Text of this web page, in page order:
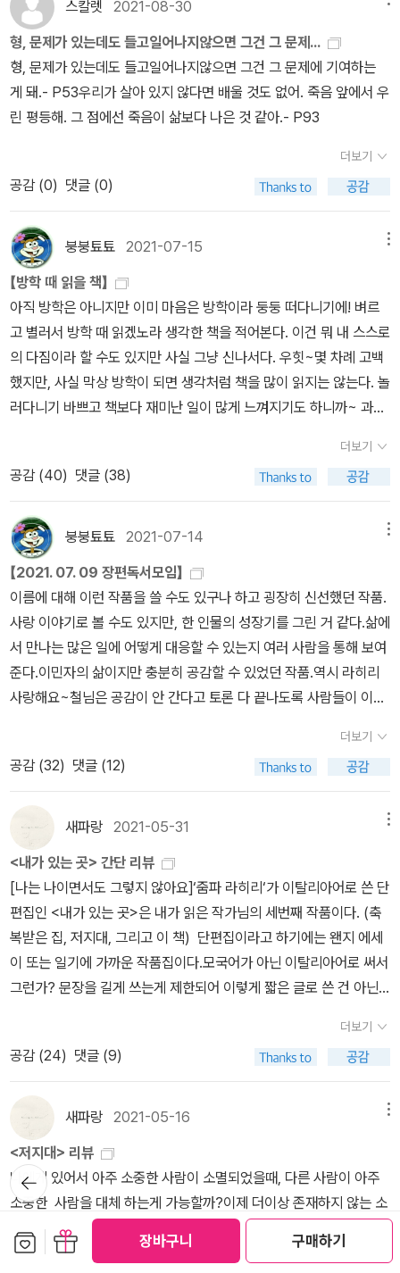
장바구니 구매하기
들고 나면 이런 의심에서 헤어 나오기가 어렵다. 우리의 삶은 이미 형
성되어 있는 강력한 자장 안에서 흘러가는지도 모르겠다고.무지와 희
망 속에서 의도적으로 기대를 하는 것, 이것이 대부분의 사람이 살아
가는 방식이었다. 시부모님은 자식을 위해 증축한 집에서 수바시와
우다얀이 나이 들어갈 것으로 기대했다. 그분들은 수바시가 톨리건지
뀌기를 바라며 미래를 위해 자신의 생명을 바쳤다. 가우리는 2년이
채 안 되는 기간이 아니라 언제까지나 그와 함께 결혼 생활을 꾸려가
기를 바랐다. 수바시는 로드아일랜드에서 그와 가우리와 벨라가 한
가족으로 지내기를 바랐다. 가우리가 벨라의 엄마이자 그의 아내로
남기를 바랐다.244쪽, <저지대> 줌파 라히리, 서창렬 옮김, 마음산
책한 사람의 정체성과 삶은 가족이라는 관계와 영향 속에서 만들어진
다. 관계 속에서 부여되는 기대가 삶의 방향을 이끌기도 한다. 하지만
기대와 어긋난 선택이 우발적으로든 의지적으로든 발생하기 마련이
고 그로 인한 상처와 흉터가 삶에 새겨진다. 기대에 응하는 방식은 희
미한 밑그림을 지니고 사는 삶과 비슷할 것이다. 그럴 때 삶은 조금 더
안정적이고 일정한 방향을 지닐 수 있다. 그것이 하나의 삶의 방식이
자의 것이라면 가우리의 삶이 후자에 닿아 있다.가우리는 이 소설에
수바시 또한 가족을 벗어나는 선택으로 자신의 삶을 개척하는 듯 보
였지만 가족으로서의 의무에서 벗어나지 못하고 책임을 다하는 인물
로 머무른다. 하지만 가우리는 부모의 뜻을 거역하고 우다얀과 결혼
했고, 이후에는 수바시를 따라 인도를 떠났으며, 피붙이인 딸을 포기
하고 자신의 삶을 선택하는 과감함을 보인다. 자신에게 연결된 가족
이라는 뿌리를 잘라내며 오로지 자신으로 남는 인물이다.그녀의 선택
은 합당한 대가를 요구한다. 남편과 딸을 잃고 고립이라는 현실에 처
하게 되는 것. 하지만 그녀는 고립을 친구 삼아 자신의 삶을 꾸려가는
법을 터득하기도 한다. 그러니 그 삶을 단순히 불행하다고 단정 지을
수는 없을 것이다. (반대의 삶을 선택했더라도 그녀의 삶이 온전하게
로 뿌리를 잘라냈던 선택에 대해서도 함부로 옳고 그름을 이야기할
수는 없을 것이다.자신은 아내에서 과부로, 제수에서 아내로, 엄마에
서 자식 없는 여자로 바뀌어갔다. 우다얀을 잃은 것은 예외지만, 그것
을 제외하고는 자신은 능동적으로 이런 길을 선택해왔다.자신은 수바
시와 결혼했고, 벨라를 포기했다. 자신은 또 다른 모습의 자기 자신을
만들어냈다. 이러한 전환을 관철하기 위해 엄청난 대가를 치러야 했
다. 자신의 삶을 켜켜이 쌓아왔지만 결과적으로 삶은 발가벗겨졌고,
결국 혼자가 되었다.382쪽수바시 인생에는 세 명의 여자가 등장한
그의 형을 남편으로 받아들인 가우리, 그녀의 딸인 벨라. 자신에게 주
어진 시간과 공간을 전적으로 받아들이고 아들을 상실한 삶의 고통에
휩쓸려 자신을 잃고 마는 비졸리와 대조적으로 남편을 잃고 스스로
딸을 버리면서도 자신의 삶을 붙잡는 가우리는 의지적이며 주체적인
여성으로 보인다. 그녀가 했던 과감한 선택은 그녀의 딸 벨라의 삶에
도 영향을 미친다. 벨라는 자신의 성장 배경을 인정하고 결혼이라는
제도를 섣불리 받아들이지 않는다. 그리고 자발적으로 홀로 딸을 낳
아 키우는 선택을 한다.소설은 비졸리에서 가우리로, 그리고 벨라로
시간과 공간(인도에서 미국)의 변화를 따라 여성의 삶이 변해가는 추
이를 그려 보여 준다. 수동적으로 운명을 받아들이는 비졸리에서 적
무시하라고 지시하기도 했다. 여성의 가사노동은 진정한 노동이 아닌
데다가 공공부조 예산을 절감할 수도 있다는 것이 그 이유였다. 하지
만 비스너에 따르면 부양의 책임을 지고 있던 여성들은 이 허구를 받
아들였고, 심지어 마뜩치 않아 하면서도 일자리를 구하려 다녔다(같
은 책: 84-85). 곧 가내여성은 모두 '집안일'로 분류되었고, 가외여성
노동에 대한 보수도 남성노동의 보수에 비해 적었으며 생계유지에도
은 당연히 생활능력이 없는 것으로 여겨지게 돼서, 독신여성은 설사
지를 상실한 여성들이 임노동에 고용될 힘까지 잃어버리자 결국 매춘
이 확산되기 시작했다. 라뒤리Le Roy Sadurie가 말한 것처럼, 프랑
스 어디에서나 창녀의 수가 늘어났음이 명백했다. -실비아 페데리치,
[캘리번과 마녀], p.152여성들의 노동은 가치 폄하되고 돈으로도 충
분히 보상받지 못하고 남자들과 똑같이 임금노동을 바깥에서 하려고
하면 또 가사 노동까지 같이하래. 이래저래 빡치는 와중에, 이 부분 읽
다가 며칠전에 읽었던 중국 여행기 책에서 마오쩌둥 얘기했던게 생각
준 음식이 그리운 한국인, 아빠가 해준 음식이 그리운 중국인, 이 차이
는 어디서 오는가? 문화적으로 보면, 한국 남자나 중국 남자나 다 공
자의 후예다. 같은 유교 문화권에 속한 남자다. 그런데 어디서 차이가
난 것일까? 중국 남자도 원래는 그렇지 않았다. 여자를 무시하고, 부
엌일은 여성이나 하는 일이라고 생각했다. 전통 시대는 물론이고 근
대 시기에도 그렇게 생각했다. 한국 남자와 같았다. 그런데 사회주의
시대가 시작되고 나서 달라졌다. 마오쩌둥 사회주의 시대를 두고 긍
정적·부정적 차원에서 여러가지 다양한 평가가 있을 수 있다. 하지만
남녀관계 차원에서 보자면 마오쩌둥 사회주의 시대는 가부장 문화를
단절하고, 남녀관계를 새롭게 세운 시대다. 무엇보다 여성에게 사회
적 노동을 제공하는 한편, 가사노동, 육아노동 부담을 줄였다. 밥도 공
둥 시대에 지은 아파트의 주방이 손바닥만 한 것은 이런 때문이다. 탁
아소 시스템이 잘되어 있어서, 출근할때 아이를 직장 탁아소에 맡기
고, 퇴근할 때 찾았다. 심지어 아이를 일주일 동안 맡기는 시스템도 있
었다. 여성이 사회적 노동에 참여하는 것은 보장되어 있지만, 밥하고
아이 키우는 부담이 여전하다면 여성은 집 안으로 다시 들어갈 수밖
에 없다. 그런데 마오쩌둥 시대 중국은 여성의 가사와 육아 부담을 줄
여주는 시스템을 마련하면서 여성의 지위가 확연히 달라지는 계기를
맞았다. -102~103처음부터 이 얘기를 하려던건 아닌데, 이런 저런
인용문 읽다보니 얼마전에 미성년자 그루밍으로 언급되던 남자연예
인에 대해 sns 에서 본 댓글들이 생각났다. 이 범죄에 대해 무슨 실드
가 가능하단 말인가 했는데, 여전히 그를 믿고 기다리겠다는 팬들의
댓글도 많더라. 이미 지나간 일이라며.. 내가 도대체 어떤 세상을 살고
있는가 .. 그리고 그들은 공개된 사진에서 그가 설거지를 한 것에 대해
아니, 다들.. 어떤 남자랑 연애하셨던 혹은 연애하시는 거에요? 설거
지에 그렇게 감탄할만한가요? 나원참.. 49년생 저희 아버지, 가부장
제에 찌든 아버지도 설거지는 하십니다. 물론 그것은 엄마와 나의 훈
련으로 가능한 것이었지만. 남자로 살기 참 쉽네, 자기가 먹은거 설거
지만 해도 졸 멋지고 나이스하고 스위트한 가이 되어있어.. 여자들은
늘상 하는 일인데. 집 밖에서 일하고 와도 해야 되고 애기를 보다가도
해야되고 주말에도 해야 되고 주중에도 해야되는데, 어쩌다 남자가
루에 120장씩만 읽으면 된다. 아이구 가뿐하네! 하하하하하하!! 읽고
싶어서 빌린 책은, 와인 관련 책 두 권, 김정연의 첫번째 만화, 당연히
내 맘 속 1순위 나는 고백한다 3권, 순례주택, 감은빛님 나오는 인터
뷰집, 대선을 앞두고 나온 책 위너~(사실 학교 도서관에서 웃는 남자
랑 저지대도 빌려놨는데 도저히 무거워서 못 가지고 옴..ㅋㅋ)젤 마지
막 두 권은 내가 도서관에 신간으로 신청한 건데, 반납연기를 누르니
두 권다 대기자가 있어서 불가하다고 한다. 내가 신청한 책에 사람들
님이 나오셔서 그런지 한층 더 뿌듯!!
스칼렛 2021-08-30
형, 문제가 있는데도 들고일어나지않으면 그건 그 문제...
형, 문제가 있는데도 들고일어나지않으면 그건 그 문제에 기여하는
게 돼.- P53우리가 살아 있지 않다면 배울 것도 없어. 죽음 앞에서 우
린 평등해. 그 점에선 죽음이 삶보다 나은 것 같아.- P93
더보기
공감 (0) 댓글 (0)
붕붕툐툐 2021-07-15
【방학 때 읽을 책】
아직 방학은 아니지만 이미 마음은 방학이라 둥둥 떠다니기에! 벼르
고 별러서 방학 때 읽겠노라 생각한 책을 적어본다. 이건 뭐 내 스스로
의 다짐이라 할 수도 있지만 사실 그냥 신나서다. 우힛~몇 차례 고백
했지만, 사실 막상 방학이 되면 생각처럼 책을 많이 읽지는 않는다. 놀
러다니기 바쁘고 책보다 재미난 일이 많게 느껴지기도 하니까~ 과연
이미 빌림)2. 안나 카레니나 1, 2, 3(1권 이미 빌림)3. 잃. 시. 찾 1, 2,
3권까지(1권 읽다 말았으나 왠지 첨부터 다시 읽어도 전혀 손색이 없
을 듯~ 이 틈에 형부는 잃. 시. 찾 새로운 버전 샀대~ㅋㅋㅋ)4. 암살
교실(만화방?)5. 백년의 고독6. 마의 산(1권 빌림)7. 수상록8. 도스
토예프스키 노름꾼 외 1권(소장)이건 진짜 1일 1책해도 부족하겠는
데?;;;;근데 문제는 이걸 읽기 위해 담주 월요일까지 다 읽어야 하는
책이 6권이네! 제 3의 사나이, 곤충극장, 학교의 슬픔, 페스트, 새하얀
마음, 실패를 모르는 멋진 문장들....이미 망삘이.....ㅋㅋㅋㅋㅋㅋ악!
라히리 저지대와 윌리엄 트레버의 펠리시아의 여정도 읽어야 하는
데!!!!(이렇게 책을 많이 넣으면 뭐에 좋다고 예전에 쇼님이 알려주신
거 같은데~ 찡긋찡긋~😉😉)
더보기
공감 (40) 댓글 (38)
붕붕툐툐 2021-07-14
【2021. 07. 09 장편독서모임】
이름에 대해 이런 작품을 쓸 수도 있구나 하고 굉장히 신선했던 작품.
사랑 이야기로 볼 수도 있지만, 한 인물의 성장기를 그린 거 같다.삶에
서 만나는 많은 일에 어떻게 대응할 수 있는지 여러 사람을 통해 보여
준다.이민자의 삶이지만 충분히 공감할 수 있었던 작품.역시 라히리
사랑해요~철님은 공감이 안 간다고 토론 다 끝나도록 사람들이 이렇
더보기
공감 (32) 댓글 (12)
새파랑 2021-05-31
<내가 있는 곳> 간단 리뷰
[나는 나이면서도 그렇지 않아요]‘줌파 라히리‘가 이탈리아어로 쓴 단
편집인 <내가 있는 곳>은 내가 읽은 작가님의 세번째 작품이다. (축
복받은 집, 저지대, 그리고 이 책) 단편집이라고 하기에는 왠지 에세
이 또는 일기에 가까운 작품집이다.모국어가 아닌 이탈리아어로 써서
그런가? 문장을 길게 쓰는게 제한되어 이렇게 짧은 글로 쓴 건 아닌
이지 이다.그렇다고 작품의 질이 떨어지는 것은 아니다. 어느 페이지,
어느 단편을 펼치더라도 줌파 라히리 특유의 감성을 잘 느낄 수 있다.
오히려 더 절제되어 쓰인 문장이다 보니 더 임팩트 있게 표현되어 있
다.내가 느낀 이 작품의 주된 감정은 ‘고독‘이었다. 혼자서 살아가는
주인공은 그가 있는 곳에서, 그가 보는 것에서, 그의 생각 속에서 항상
혼자 있음이 느껴진다.[머물기보다는 나는 늘 도착하기를, 아니면 다
시 들어가기를, 아니면 떠나기를 기다리며 언제나 움직인다. 쌓다가
푸는 발밑의 작은 여행 가방, 책 한권을 넣어둔 싸구려 손가방. 우리가
스쳐 지나지 않고 머물 어떤 곳이 있을까?] 189페이지그렇다고 이러
한 감정이 단순히 외로움을 표현한 것은 아니다. 혼자이지만 어떻게
더보기
공감 (24) 댓글 (9)
새파랑 2021-05-16
<저지대> 리뷰
나에게 있어서 아주 소중한 사람이 소멸되었을때, 다른 사람이 아주
소중한 사람을 대체 하는게 가능할까?이제 더이상 존재하지 않는 소
중한 옛 사람의 그림자 때문에, 모든걸 버리고 나에게 손을 내민 새로
운 사람을 배신한다면 나는 나쁜 사람일까?줌파 라히리의 두번째 장
뒤로가
기